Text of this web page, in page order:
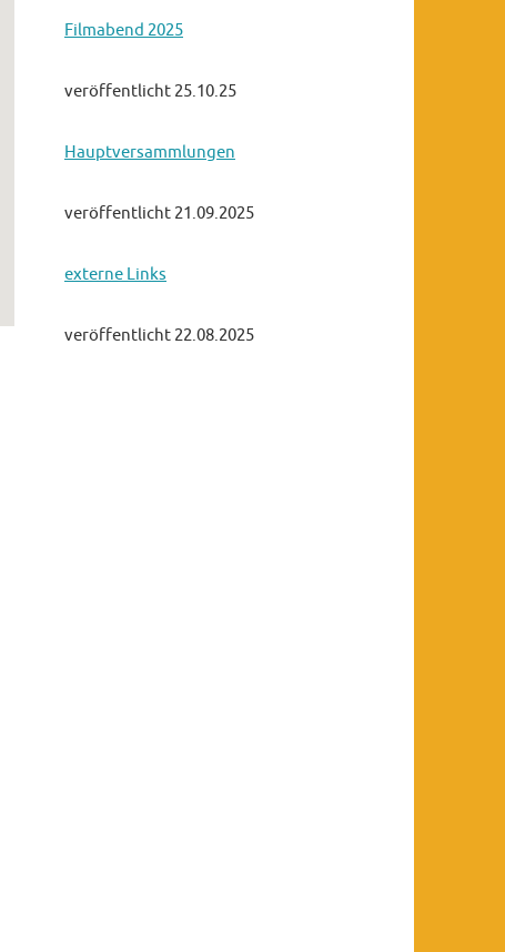
Filmabend 2025
veröffentlicht 25.10.25
Hauptversammlungen
veröffentlicht 21.09.2025
externe Links
veröffentlicht 22.08.2025